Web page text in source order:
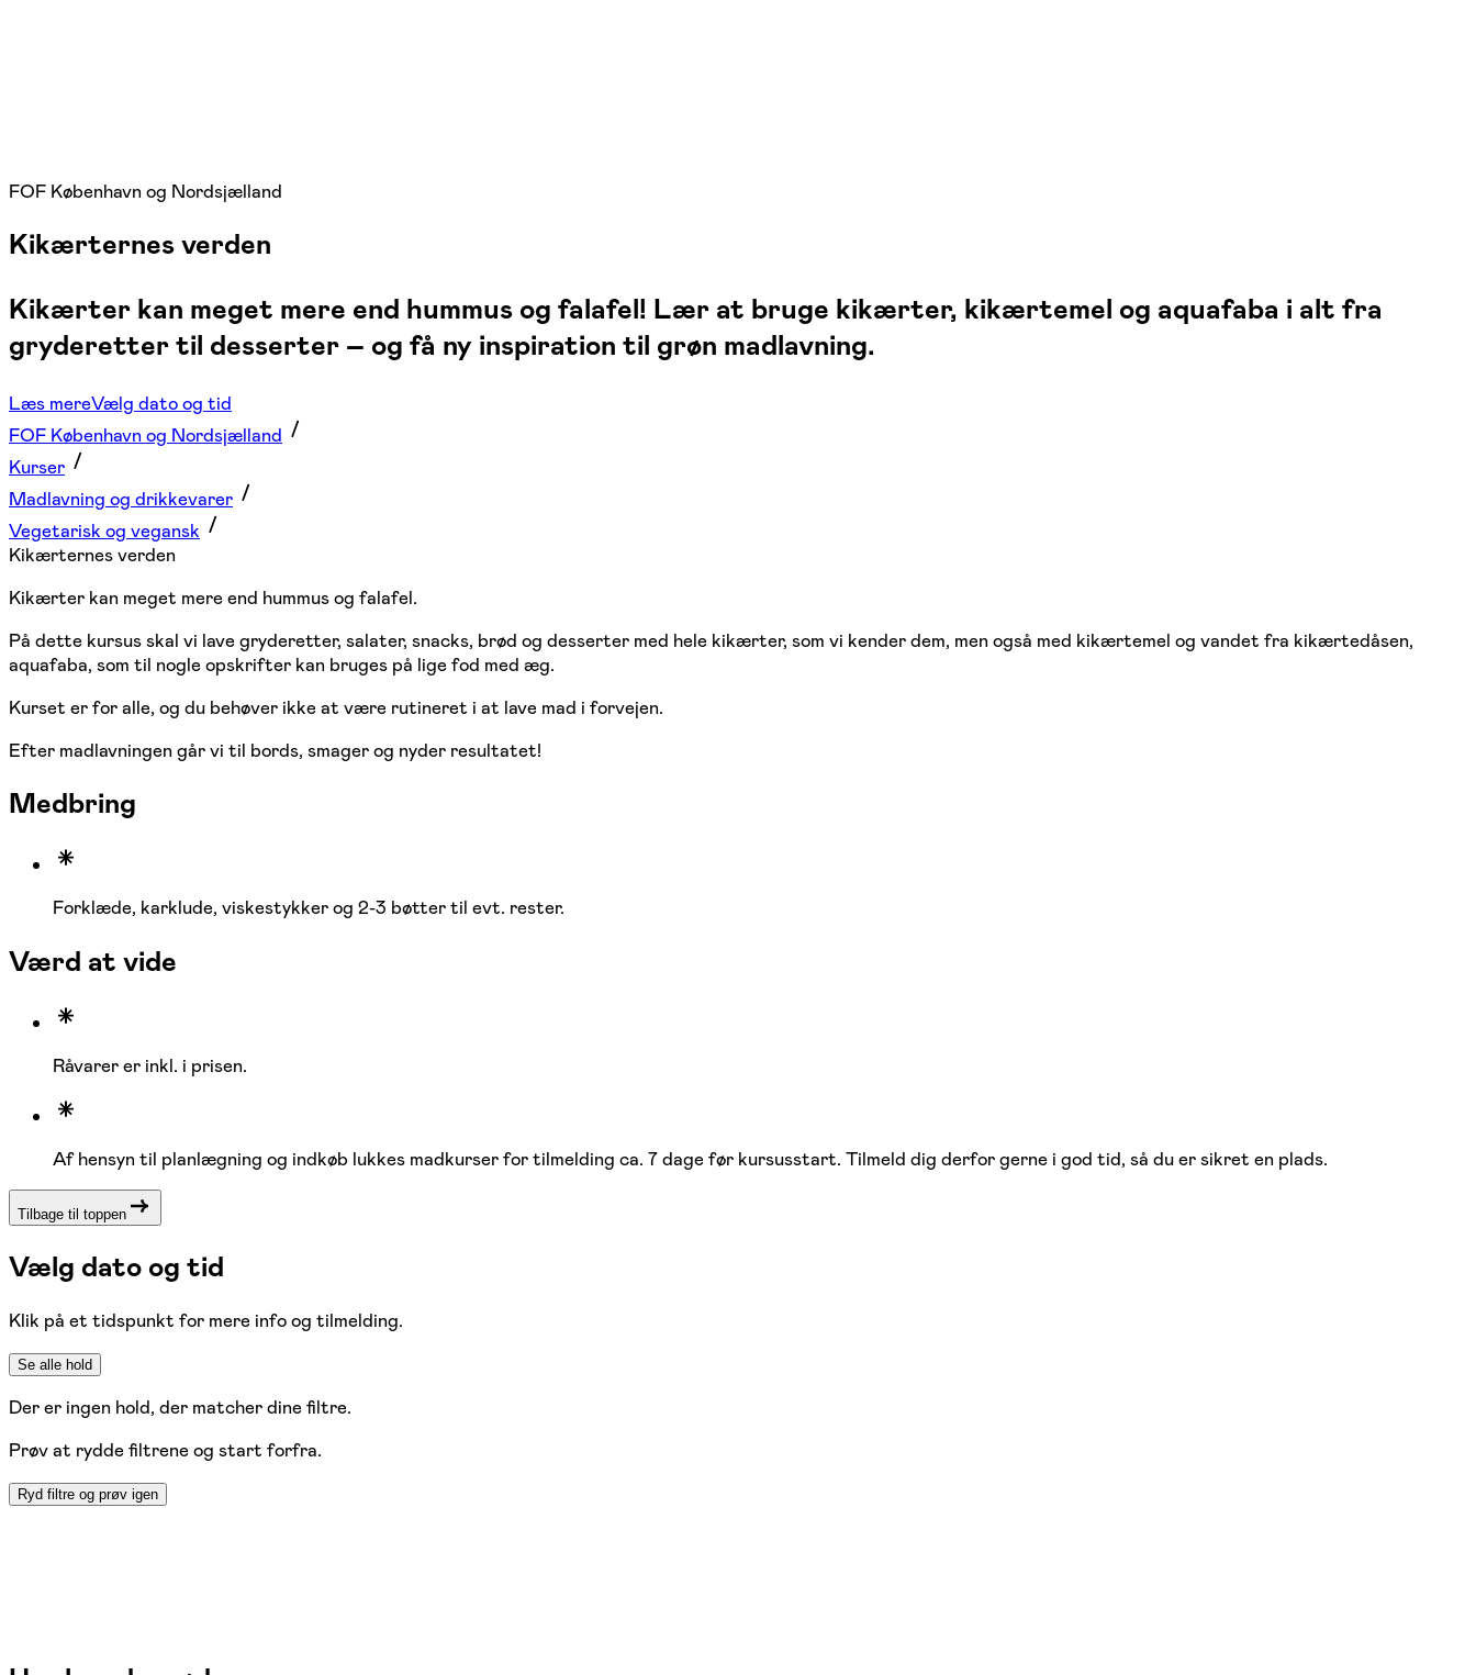
FOF København og Nordsjælland
Kikærternes verden
Kikærter kan meget mere end hummus og falafel! Lær at bruge kikærter, kikærtemel og aquafaba i alt fra
gryderetter til desserter – og få ny inspiration til grøn madlavning.
Læs mereVælg dato og tid
FOF København og Nordsjælland
Kurser
Madlavning og drikkevarer
Vegetarisk og vegansk
Kikærternes verden
Kikærter kan meget mere end hummus og falafel.
På dette kursus skal vi lave gryderetter, salater, snacks, brød og desserter med hele kikærter, som vi kender dem, men også med kikærtemel og vandet fra kikærtedåsen,
aquafaba, som til nogle opskrifter kan bruges på lige fod med æg.
Kurset er for alle, og du behøver ikke at være rutineret i at lave mad i forvejen.
Efter madlavningen går vi til bords, smager og nyder resultatet!
Medbring
Forklæde, karklude, viskestykker og 2-3 bøtter til evt. rester.
Værd at vide
Råvarer er inkl. i prisen.
Af hensyn til planlægning og indkøb lukkes madkurser for tilmelding ca. 7 dage før kursusstart. Tilmeld dig derfor gerne i god tid, så du er sikret en plads.
Tilbage til toppen
Vælg dato og tid
Klik på et tidspunkt for mere info og tilmelding.
Se alle hold
Der er ingen hold, der matcher dine filtre.
Prøv at rydde filtrene og start forfra.
Ryd filtre og prøv igen